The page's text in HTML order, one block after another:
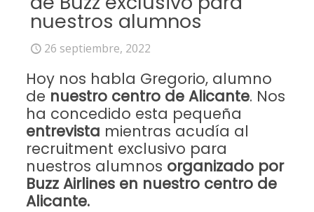
nuestros alumnos
26 septiembre, 2022
Hoy nos habla Gregorio, alumno
de nuestro centro de Alicante. Nos
ha concedido esta pequeña
entrevista mientras acudía al
recruitment exclusivo para
nuestros alumnos organizado por
Buzz Airlines en nuestro centro de
Alicante.